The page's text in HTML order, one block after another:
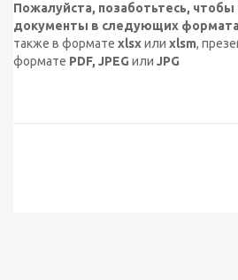
Пожалуйста, позаботьтесь,
документы в следующих
также в формате xlsxили xlsm,
формате PDF, JPEG или JPG